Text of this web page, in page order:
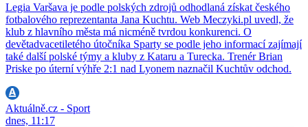
Legia Varšava je podle polských zdrojů odhodlaná získat českého
fotbalového reprezentanta Jana Kuchtu. Web Meczyki.pl uvedl, že
klub z hlavního města má nicméně tvrdou konkurenci. O
devětadvacetiletého útočníka Sparty se podle jeho informací zajímají
také další polské týmy a kluby z Kataru a Turecka. Trenér Brian
Priske po úterní výhře 2:1 nad Lyonem naznačil Kuchtův odchod.
Aktuálně.cz - Sport
dnes, 11:17